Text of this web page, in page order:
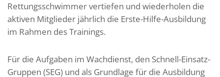
Rettungsschwimmer vertiefen und wiederholen die
aktiven Mitglieder jährlich die Erste-Hilfe-Ausbildung
im Rahmen des Trainings.
Für die Aufgaben im Wachdienst, den Schnell-Einsatz-
Gruppen (SEG) und als Grundlage für die Ausbildung